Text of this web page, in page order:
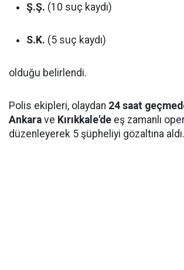
Ş.Ş. (10 suç kaydı)
S.K. (5 suç kaydı)
olduğu belirlendi.
Polis ekipleri, olaydan 24 saat
Ankara ve Kırıkkale'de eş zamanlı
düzenleyerek 5 şüpheliyi gözaltına aldı.